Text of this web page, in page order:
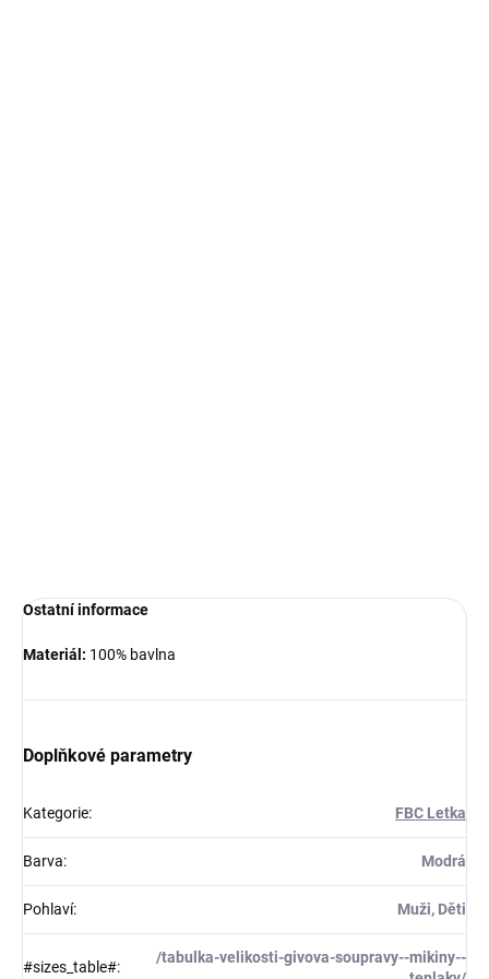
Ostatní informace
Materiál: 100% bavlna
Doplňkové parametry
Kategorie: FBC Letka
Barva: Modrá
Pohlaví: Muži, Děti
#sizes_table#:
/tabulka-velikosti-givova-soupravy--mikiny--